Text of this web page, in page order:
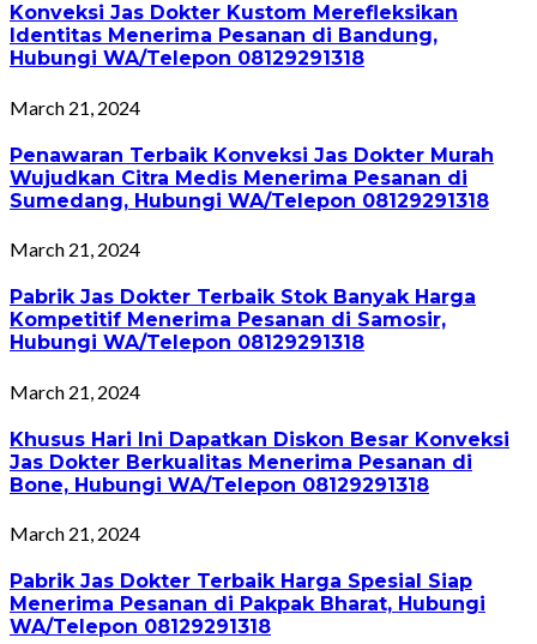
Konveksi Jas Dokter Kustom Merefleksikan
Identitas Menerima Pesanan di Bandung,
Hubungi WA/Telepon 08129291318
March 21, 2024
Penawaran Terbaik Konveksi Jas Dokter Murah
Wujudkan Citra Medis Menerima Pesanan di
Sumedang, Hubungi WA/Telepon 08129291318
March 21, 2024
Pabrik Jas Dokter Terbaik Stok Banyak Harga
Kompetitif Menerima Pesanan di Samosir,
Hubungi WA/Telepon 08129291318
March 21, 2024
Khusus Hari Ini Dapatkan Diskon Besar Konveksi
Jas Dokter Berkualitas Menerima Pesanan di
Bone, Hubungi WA/Telepon 08129291318
March 21, 2024
Pabrik Jas Dokter Terbaik Harga Spesial Siap
Menerima Pesanan di Pakpak Bharat, Hubungi
WA/Telepon 08129291318